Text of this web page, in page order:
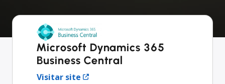
Microsoft Dynamics 365
Business Central
Visitar site